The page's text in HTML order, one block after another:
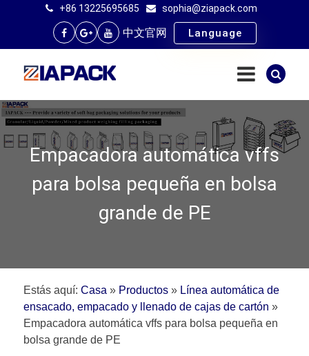
+86 13225695685 sophia@ziapack.com
中文官网 Language
Empacadora automática vffs
para bolsa pequeña en bolsa
grande de PE
Estás aquí: Casa » Productos » Línea automática de
ensacado, empacado y llenado de cajas de cartón »
Empacadora automática vffs para bolsa pequeña en
bolsa grande de PE